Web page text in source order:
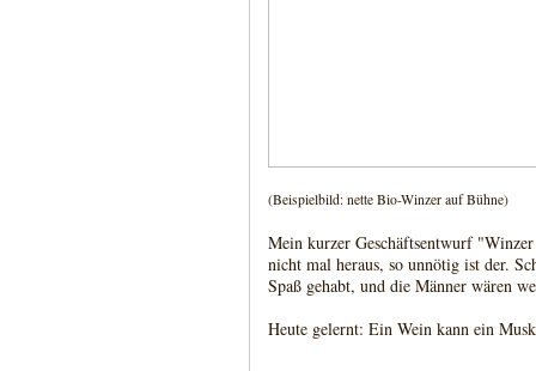
(Beispielbild: nette Bio-Winzer auf Bühne)
Mein kurzer Geschäftsentwurf
nicht mal heraus, so unnötig ist der.
Spaß gehabt, und die Männer wären
Heute gelernt: Ein Wein kann ein